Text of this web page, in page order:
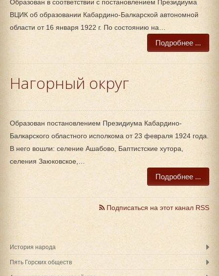
Образован в соответствии с постановлением Президиума
ВЦИК об образовании Кабардино-Балкарской автономной
области от 16 января 1922 г. По состоянию на…
Подробнее ...
Нагорный округ
Образован постановлением Президиума Кабардино-
Балкарского областного исполкома от 23 февраля 1924 года.
В него вошли: селение Ашабово, Баптистские хутора,
селения Заюковское,…
Подробнее ...
Подписаться на этот канал RSS
История народа
Пять Горских обществ